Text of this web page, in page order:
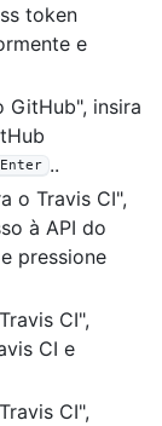
token
e
GitHub", insira
Enter ..
o Travis CI",
à API do
pressione
CI",
CI e
CI",